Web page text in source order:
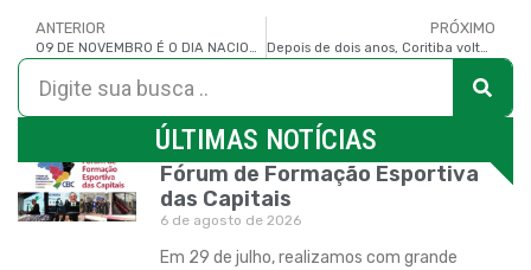
ANTERIOR
09 DE NOVEMBRO É O DIA NACIONAL DOS CLUBES
PRÓXIMO
Depois de dois anos, Coritiba volta à elite do futebol brasileiro
ÚLTIMAS NOTÍCIAS
Fórum de Formação Esportiva
das Capitais
6 de agosto de 2026
Em 29 de julho, realizamos com grande